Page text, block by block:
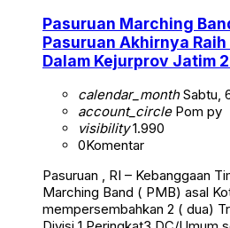
Pasuruan Marching
Pasuruan Akhirnya
Dalam Kejurprov Jatim
calendar_monthSabtu,
account_circlePom py
visibility1.990
0Komentar
Pasuruan , RI – Kebanggaan
Marching Band ( PMB) asal
mempersembahkan 2 ( dua)